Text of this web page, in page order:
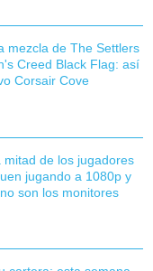
mezcla de The Settlers
Creed Black Flag: así
Corsair Cove
mitad de los jugadores
jugando a 1080p y
son los monitores